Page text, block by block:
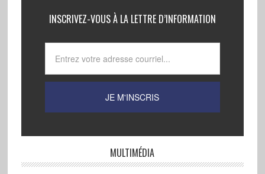
INSCRIVEZ-VOUS À LA LETTRE D’INFORMATION
MULTIMÉDIA